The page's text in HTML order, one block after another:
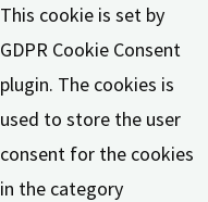
This cookie is set by
GDPR Cookie Consent
plugin. The cookies is
used to store the user
consent for the cookies
in the category